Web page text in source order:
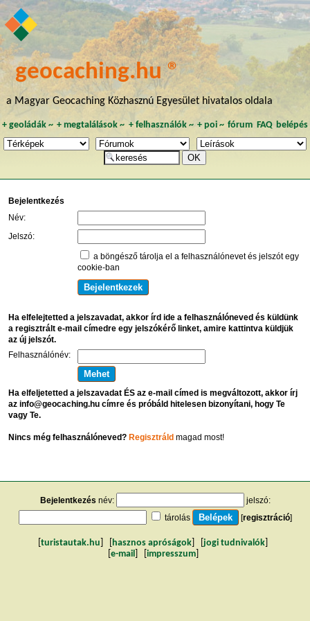
geocaching.hu ®
a Magyar Geocaching Közhasznú Egyesület hivatalos oldala
+ geoládák~ +megtalálások ~ + felhasználók~ + poi~ fórum FAQ belépés
Bejelentkezés
Név:
Jelszó:
a böngésző tárolja el a felhasználónevet és jelszót egy
cookie-ban
Ha elfelejtetted a jelszavadat, akkor írd ide a felhasználóneved és küldünk
a regisztrált e-mail címedre egy jelszókérő linket, amire kattintva küldjük
az új jelszót.
Felhasználónév:
Ha elfeljetetted a jelszavadat ÉS az e-mail címed is megváltozott, akkor írj
az info@geocaching.hu címre és próbáld hitelesen bizonyítani, hogy Te
vagy Te.
Nincs még felhasználóneved? Regisztráldmagad most!
Bejelentkezés név:
jelszó:
tárolás
[regisztráció]
turistautak.hu hasznos apróságok jogi tudnivalók
e-mail impresszum]